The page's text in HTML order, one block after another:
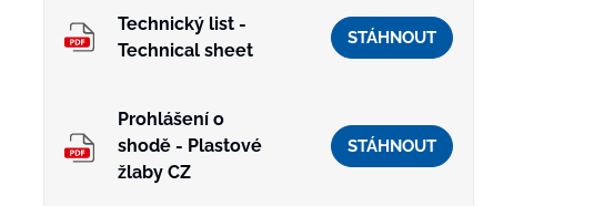
Technický list -
Technical sheet
STÁHNOUT
Prohlášení o
shodě - Plastové
žlaby CZ
STÁHNOUT